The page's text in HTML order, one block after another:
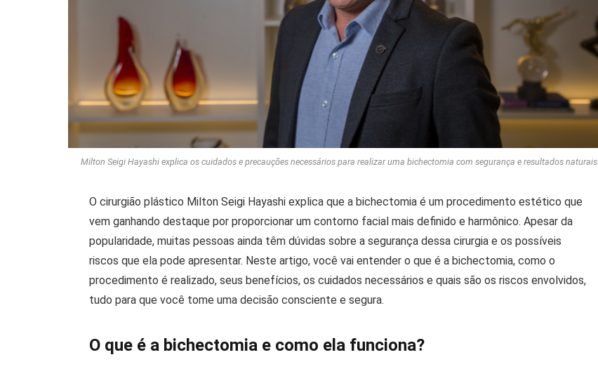
Milton Seigi Hayashi explica os cuidados e precauções necessários para realizar uma bichectomia com segurança e resultados naturais.
O cirurgião plástico Milton Seigi Hayashi explica que a bichectomia é um procedimento estético que
vem ganhando destaque por proporcionar um contorno facial mais definido e harmônico. Apesar da
popularidade, muitas pessoas ainda têm dúvidas sobre a segurança dessa cirurgia e os possíveis
riscos que ela pode apresentar. Neste artigo, você vai entender o que é a bichectomia, como o
procedimento é realizado, seus benefícios, os cuidados necessários e quais são os riscos envolvidos,
tudo para que você tome uma decisão consciente e segura.
O que é a bichectomia e como ela funciona?